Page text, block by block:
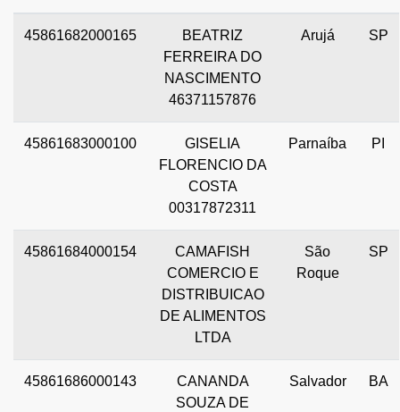
45861682000165
BEATRIZ
FERREIRA DO
NASCIMENTO
46371157876
Arujá SP
45861683000100
GISELIA
FLORENCIO DA
COSTA
00317872311
Parnaíba PI
45861684000154
CAMAFISH
COMERCIO E
DISTRIBUICAO
DE ALIMENTOS
LTDA
São
Roque
SP
45861686000143
CANANDA
SOUZA DE
Salvador BA